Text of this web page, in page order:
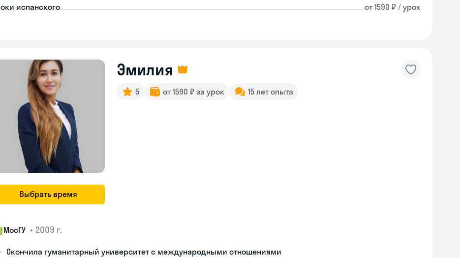
испанского от 1590 ₽ / урок
Выбрать время
Эмилия
5 от 1590 ₽ за урок 15 лет опыта
МосГУ • 2009 г.
Окончила гуманитарный университет с международными отношениями